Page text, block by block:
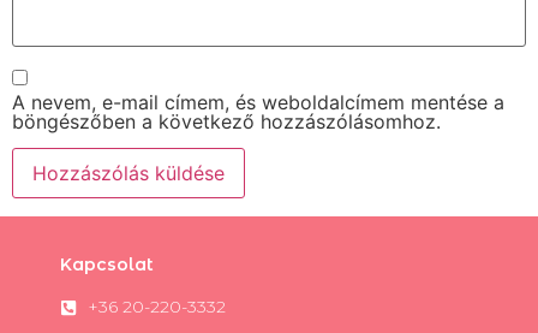
A nevem, e-mail címem, és weboldalcímem mentése a
böngészőben a következő hozzászólásomhoz.
Kapcsolat
+36 20-220-3332